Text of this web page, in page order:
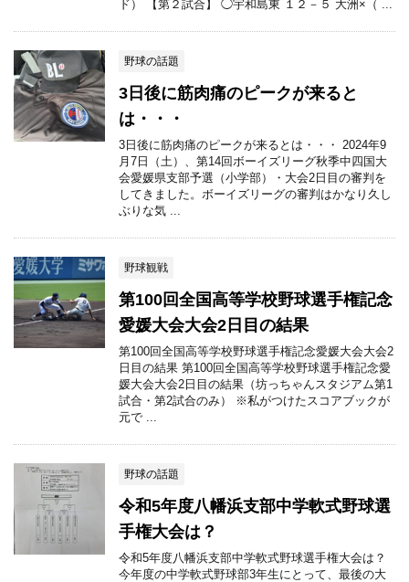
ド） 【第２試合】 ◯宇和島東 １２－５ 大洲×（ ...
野球の話題
3日後に筋肉痛のピークが来ると
は・・・
3日後に筋肉痛のピークが来るとは・・・ 2024年9
月7日（土）、第14回ボーイズリーグ秋季中四国大
会愛媛県支部予選（小学部）・大会2日目の審判を
してきました。ボーイズリーグの審判はかなり久し
ぶりな気 ...
野球観戦
第100回全国高等学校野球選手権記念
愛媛大会大会2日目の結果
第100回全国高等学校野球選手権記念愛媛大会大会2
日目の結果 第100回全国高等学校野球選手権記念愛
媛大会大会2日目の結果（坊っちゃんスタジアム第1
試合・第2試合のみ） ※私がつけたスコアブックが
元で ...
野球の話題
令和5年度八幡浜支部中学軟式野球選
手権大会は？
令和5年度八幡浜支部中学軟式野球選手権大会は？
今年度の中学軟式野球部3年生にとって、最後の大